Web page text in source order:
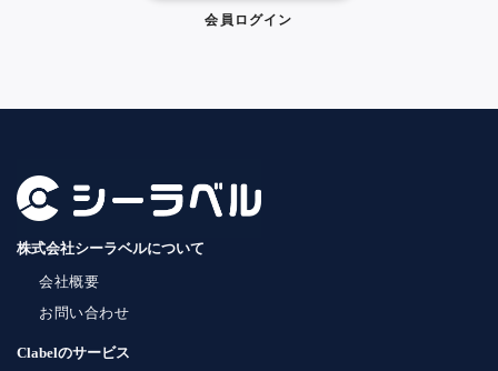
会員ログイン
株式会社シーラベルについて
会社概要
お問い合わせ
Clabelのサービス